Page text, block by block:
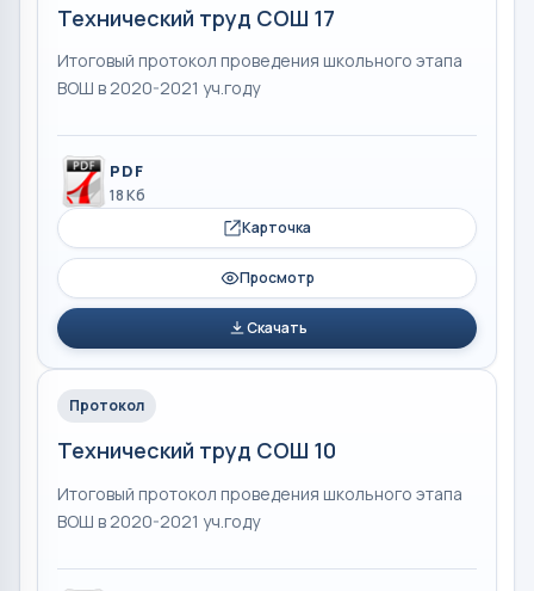
Технический труд СОШ 17
Итоговый протокол проведения школьного этапа
ВОШ в 2020-2021 уч.году
PDF
18 Кб
Карточка
Просмотр
Скачать
Протокол
Технический труд СОШ 10
Итоговый протокол проведения школьного этапа
ВОШ в 2020-2021 уч.году